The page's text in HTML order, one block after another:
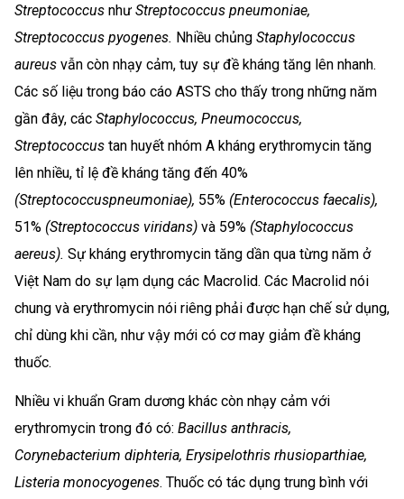
Streptococcus như Streptococcus pneumoniae,
Streptococcus pyogenes. Nhiều chủng Staphylococcus
aureus vẫn còn nhạy cảm, tuy sự đề kháng tăng lên nhanh.
Các số liệu trong báo cáo ASTS cho thấy trong những năm
gần đây, các Staphylococcus, Pneumococcus,
Streptococcus tan huyết nhóm A kháng erythromycin tăng
lên nhiều, tỉ lệ đề kháng tăng đến 40%
(Streptococcuspneumoniae), 55% (Enterococcus faecalis),
51% (Streptococcus viridans) và 59% (Staphylococcus
aereus). Sự kháng erythromycin tăng dần qua từng năm ở
Việt Nam do sự lạm dụng các Macrolid. Các Macrolid nói
chung và erythromycin nói riêng phải được hạn chế sử dụng,
chỉ dùng khi cần, như vậy mới có cơ may giảm đề kháng
thuốc.
Nhiều vi khuẩn Gram dương khác còn nhạy cảm với
erythromycin trong đó có: Bacillus anthracis,
Corynebacterium diphteria, Erysipelothris rhusioparthiae,
Listeria monocyogenes. Thuốc có tác dụng trung bình với